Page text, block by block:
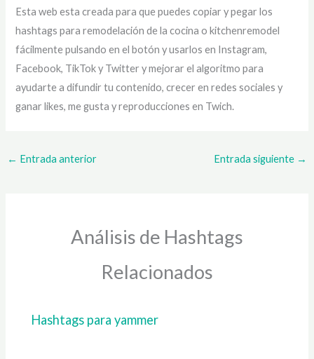
Esta web esta creada para que puedes copiar y pegar los
hashtags para remodelación de la cocina o kitchenremodel
fácilmente pulsando en el botón y usarlos en Instagram,
Facebook, TikTok y Twitter y mejorar el algoritmo para
ayudarte a difundir tu contenido, crecer en redes sociales y
ganar likes, me gusta y reproducciones en Twich.
← Entrada anterior Entrada siguiente →
Análisis de Hashtags
Relacionados
Hashtags para yammer